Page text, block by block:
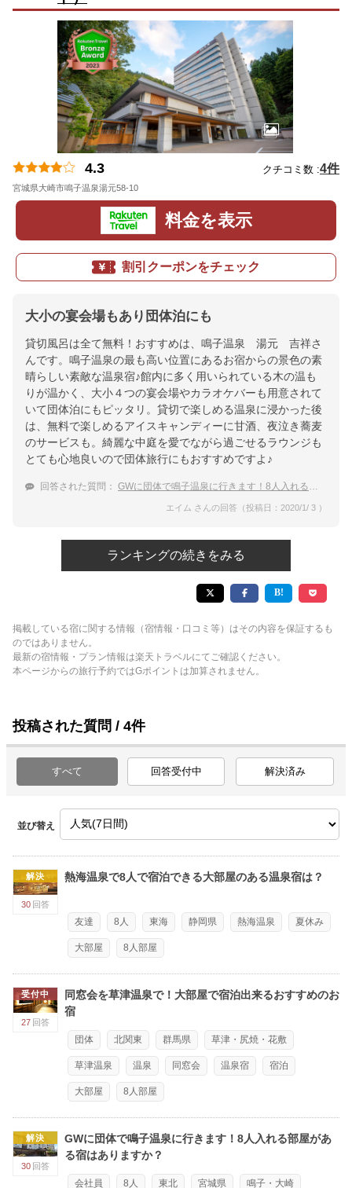
4.3 クチコミ数 :4件
宮城県大崎市鳴子温泉湯元58-10
料金を表示
割引クーポンをチェック
大小の宴会場もあり団体泊にも
貸切風呂は全て無料！おすすめは、鳴子温泉 湯元 吉祥さ
んです。鳴子温泉の最も高い位置にあるお宿からの景色の素
晴らしい素敵な温泉宿♪館内に多く用いられている木の温も
りが温かく、大小４つの宴会場やカラオケバーも用意されて
いて団体泊にもピッタリ。貸切で楽しめる温泉に浸かった後
は、無料で楽しめるアイスキャンディーに甘酒、夜泣き蕎麦
のサービスも。綺麗な中庭を愛でながら過ごせるラウンジも
とても心地良いので団体旅行にもおすすめですよ♪
回答された質問： GWに団体で鳴子温泉に行きます！8人入れる部屋がある宿はありますか？
エイム さんの回答（投稿日：2020/1/ 3 ）
ランキングの続きをみる
掲載している宿に関する情報（宿情報・口コミ等）はその内容を保証するも
のではありません。
最新の宿情報・プラン情報は楽天トラベルにてご確認ください。
本ページからの旅行予約ではGポイントは加算されません。
投稿された質問 / 4件
すべて 回答受付中 解決済み
並び替え
解決
30 回答
熱海温泉で8人で宿泊できる大部屋のある温泉宿は？
友達 8人 東海 静岡県 熱海温泉 夏休み
大部屋 8人部屋
受付中
27 回答
同窓会を草津温泉で！大部屋で宿泊出来るおすすめのお
宿
団体 北関東 群馬県 草津・尻焼・花敷
草津温泉 温泉 同窓会 温泉宿 宿泊
大部屋 8人部屋
解決
30 回答
GWに団体で鳴子温泉に行きます！8人入れる部屋があ
る宿はありますか？
会社員 8人 東北 宮城県 鳴子・大崎